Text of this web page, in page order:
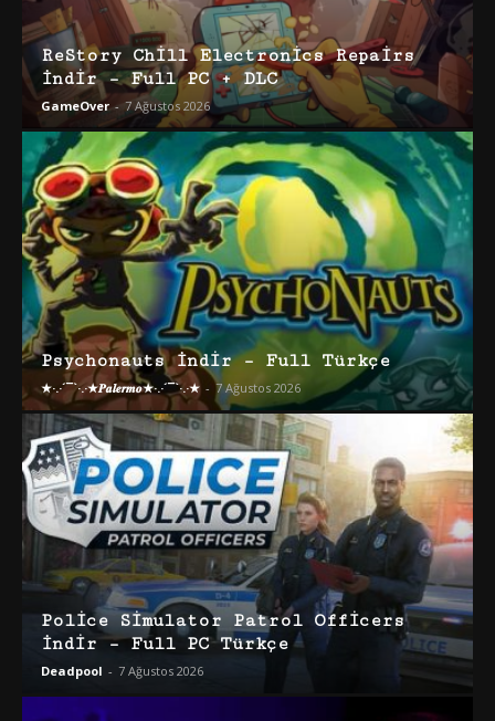
ReStory Chill Electronics Repairs
İndir – Full PC + DLC
GameOver - 7 Ağustos 2026
Psychonauts İndir – Full Türkçe
★·.·´¯`·.·★𝑷𝒂𝒍𝒆𝒓𝒎𝒐★·.·´¯`·.·★ - 7 Ağustos 2026
Police Simulator Patrol Officers
İndir – Full PC Türkçe
Deadpool - 7 Ağustos 2026